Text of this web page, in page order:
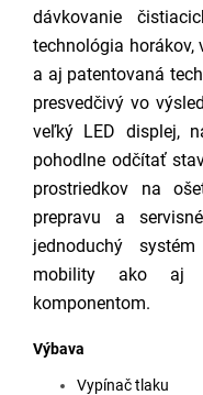
dávkovanie
technológia horákov,
a aj patentovaná
presvedčivý vo
veľký LED displej,
pohodlne odčítať
prostriedkov na
prepravu a
jednoduchý
mobility ako aj
komponentom.
Výbava
Vypínač tlaku